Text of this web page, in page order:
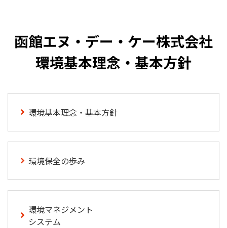
函館エヌ・デー・ケー株式会社
環境基本理念・基本方針
環境基本理念・基本方針
環境保全の歩み
環境マネジメント
システム